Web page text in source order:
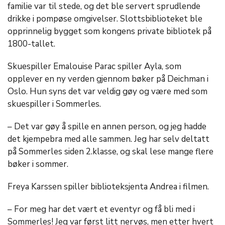
familie var til stede, og det ble servert sprudlende
drikke i pompøse omgivelser. Slottsbiblioteket ble
opprinnelig bygget som kongens private bibliotek på
1800-tallet.
Skuespiller Emalouise Parac spiller Ayla, som
opplever en ny verden gjennom bøker på Deichman i
Oslo. Hun syns det var veldig gøy og være med som
skuespiller i Sommerles.
– Det var gøy å spille en annen person, og jeg hadde
det kjempebra med alle sammen. Jeg har selv deltatt
på Sommerles siden 2.klasse, og skal lese mange flere
bøker i sommer.
Freya Karssen spiller biblioteksjenta Andrea i filmen.
– For meg har det vært et eventyr og få bli med i
Sommerles! Jeg var først litt nervøs, men etter hvert